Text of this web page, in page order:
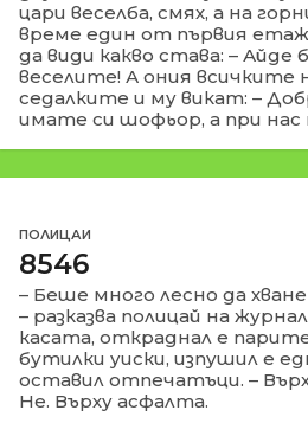
цари веселба, смях, а на
време един от първия етаж
да види какво става: – Айде
веселите! А ония всичките
седалките и му викат: –
имате си шофьор, а при нас
ПОЛИЦАИ
8546
– Беше много лесно да
– разказва полицай на
касата, откраднал е
бутилки уиски, изпушил е
оставил отпечатъци. –
Не. Върху асфалта.